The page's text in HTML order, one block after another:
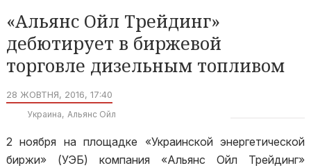
«Альянс Ойл Трейдинг»
дебютирует в биржевой
торговле дизельным топливом
28 ЖОВТНЯ, 2016, 17:40
Украина Альянс Ойл
2 ноября на площадке «Украинской энергетической
биржи» (УЭБ) компания «Альянс Ойл Трейдинг»